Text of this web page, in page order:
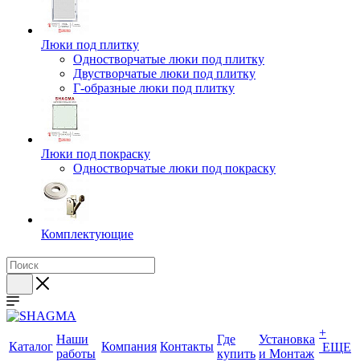
Люки под плитку
Одностворчатые люки под плитку
Двустворчатые люки под плитку
Г-образные люки под плитку
Люки под покраску
Одностворчатые люки под покраску
Комплектующие
Каталог
Наши
работы
Компания Контакты
Где
купить
Установка
и Монтаж
+
ЕЩЕ